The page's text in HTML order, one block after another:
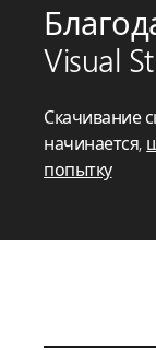
Visual
Скачивание
начинается,
попытку